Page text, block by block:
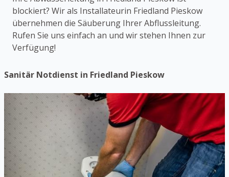
blockiert? Wir als Installateurin Friedland Pieskow
übernehmen die Säuberung Ihrer Abflussleitung.
Rufen Sie uns einfach an und wir stehen Ihnen zur
Verfügung!
Sanitär Notdienst in Friedland Pieskow